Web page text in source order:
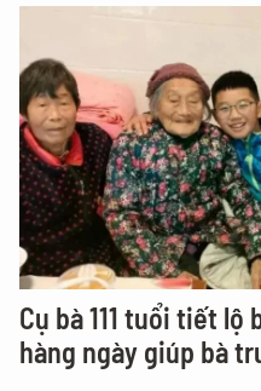
Cụ bà 111 tuổi tiết
hàng ngày giúp bà